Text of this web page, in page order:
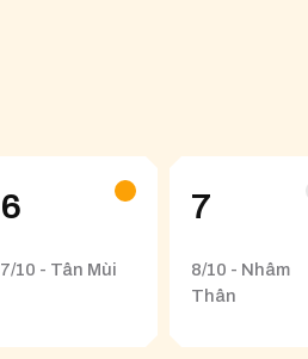
6
7/10 - Tân Mùi
7
8/10 - Nhâm
Thân